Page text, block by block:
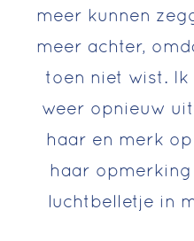
meer kunnen
meer achter,
toen niet wist. Ik
weer opnieuw
haar en merk
haar opmerking
luchtbelletje in